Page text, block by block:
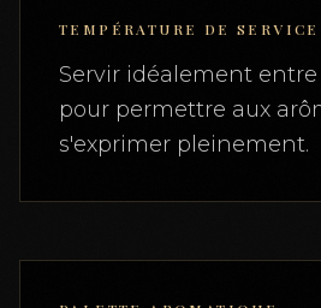
TEMPÉRATURE DE SERVICE
Servir idéalement entre
pour permettre aux
s'exprimer pleinement.